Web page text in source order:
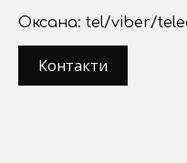
Оксана: tel/viber/
Контакти